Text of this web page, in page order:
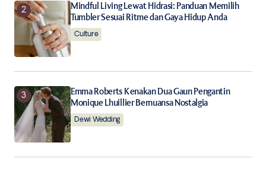
Notify me of new posts by email.
Submit Comment
Mindful Living Lewat Hidrasi: Panduan Memilih
Tumbler Sesuai Ritme dan Gaya Hidup Anda
Culture
Emma Roberts Kenakan Dua Gaun Pengantin
Monique Lhuillier Bernuansa Nostalgia
Dewi Wedding